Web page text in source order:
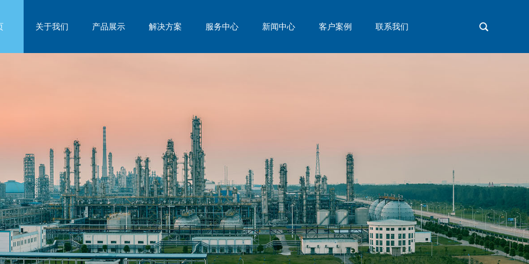
关于我们 产品展示 解决方案 服务中心 新闻中心 客户案例 联系我们